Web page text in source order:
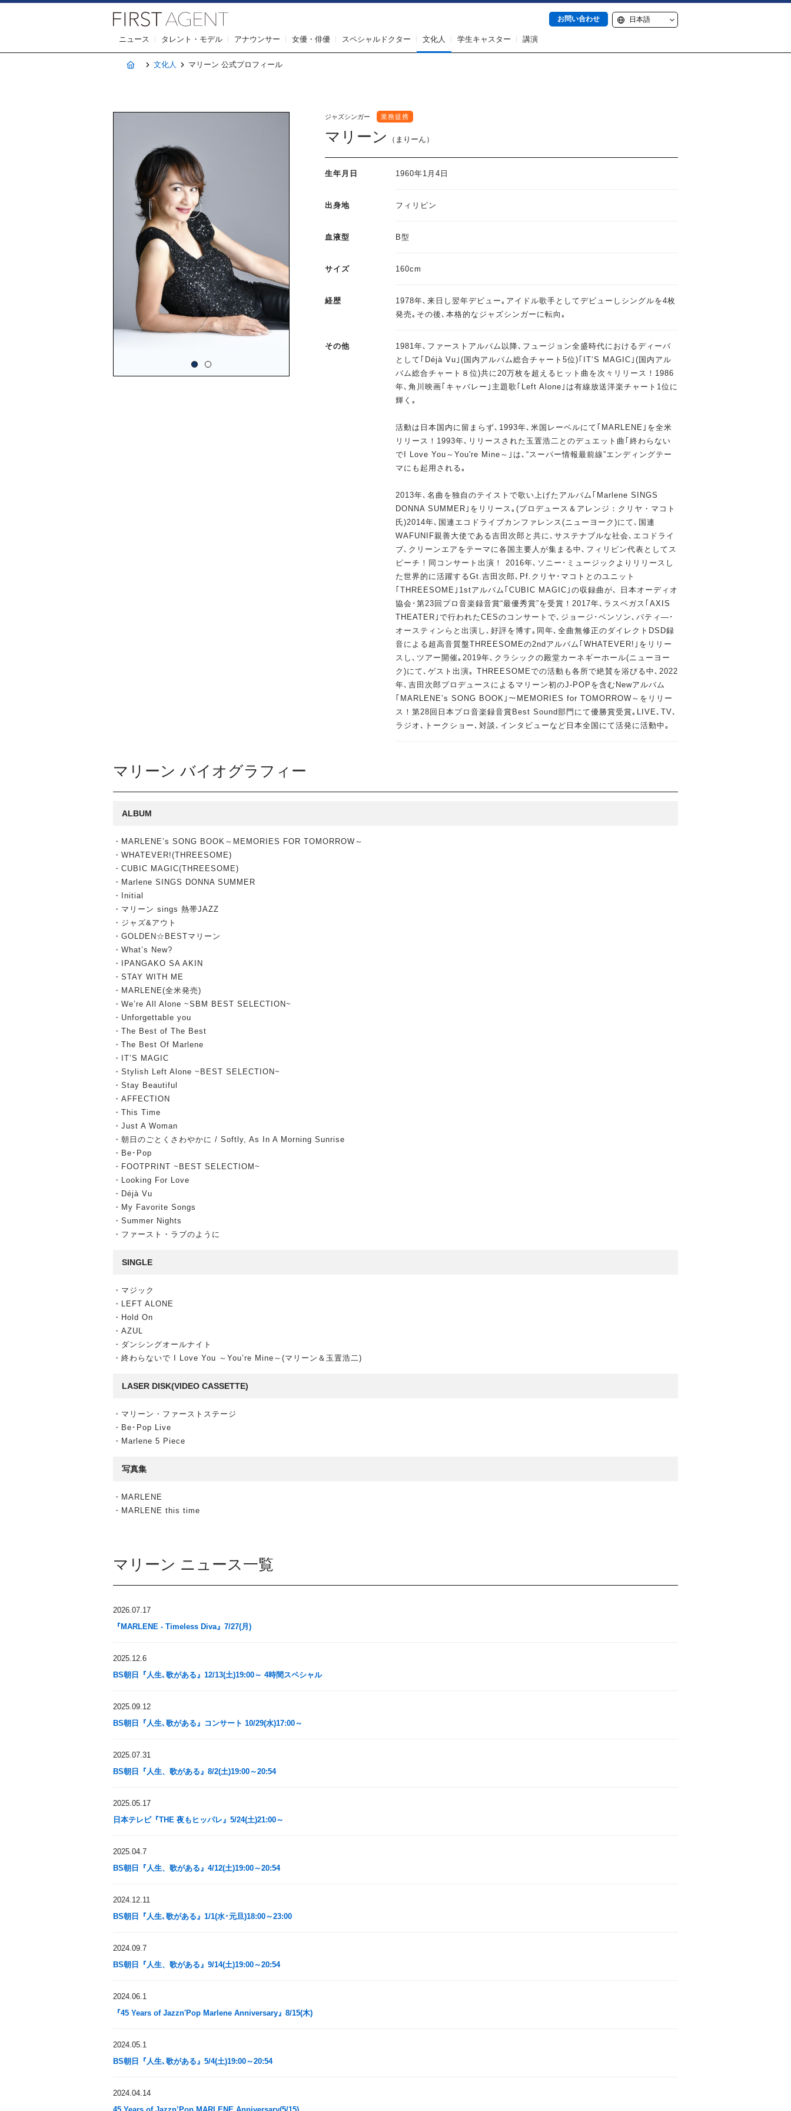
お問い合わせ
ニュース タレント・モデル アナウンサー 女優・俳優 スペシャルドクター 文化人 学生キャスター 講演
ホーム
文化人 マリーン 公式プロフィール
ジャズシンガー 業務提携
マリーン （まりーん）
生年月日 1960年1月4日
出身地 フィリピン
血液型 B型
サイズ 160cm
経歴
1978年､来日し翌年デビュー｡アイドル歌手としてデビューしシングルを4枚
発売｡その後､本格的なジャズシンガーに転向｡
その他
1981年､ファーストアルバム以降､フュージョン全盛時代におけるディーバ
として｢Déjà Vu｣(国内アルバム総合チャート5位)｢IT‘S MAGIC｣(国内アル
バム総合チャート８位)共に20万枚を超えるヒット曲を次々リリース！1986
年､角川映画｢キャバレー｣主題歌｢Left Alone｣は有線放送洋楽チャート1位に
輝く｡
活動は日本国内に留まらず､1993年､米国レーベルにて｢MARLENE｣を全米
リリース！1993年､リリースされた玉置浩二とのデュエット曲｢終わらない
でI Love You～You're Mine～｣は､“スーパー情報最前線”エンディングテー
マにも起用される｡
2013年､名曲を独自のテイストで歌い上げたアルバム｢Marlene SINGS
DONNA SUMMER｣をリリース｡(プロデュース＆アレンジ：クリヤ・マコト
氏)2014年､国連エコドライブカンファレンス(ニューヨーク)にて､国連
WAFUNIF親善大使である吉田次郎と共に､サステナブルな社会､エコドライ
ブ､クリーンエアをテーマに各国主要人が集まる中､フィリピン代表としてス
ピーチ！同コンサート出演！ 2016年､ソニー･ミュージックよりリリースし
た世界的に活躍するGt.吉田次郎､Pf.クリヤ･マコトとのユニット
｢THREESOME｣1stアルバム｢CUBIC MAGIC｣の収録曲が､ 日本オーディオ
協会･第23回プロ音楽録音賞“最優秀賞”を受賞！2017年､ラスベガス｢AXIS
THEATER｣で行われたCESのコンサートで､ジョージ･ベンソン､パティ―･
オースティンらと出演し､好評を博す｡同年､全曲無修正のダイレクトDSD録
音による超高音質盤THREESOMEの2ndアルバム｢WHATEVER!｣をリリー
スし､ツアー開催｡2019年､クラシックの殿堂カーネギーホール(ニューヨー
ク)にて､ゲスト出演｡ THREESOMEでの活動も各所で絶賛を浴びる中､2022
年､吉田次郎プロデュースによるマリーン初のJ-POPを含むNewアルバム
｢MARLENE’s SONG BOOK｣～MEMORIES for TOMORROW～をリリー
ス！第28回日本プロ音楽録音賞Best Sound部門にて優勝賞受賞｡LIVE､TV､
ラジオ､トークショー､対談､インタビューなど日本全国にて活発に活動中｡
マリーン バイオグラフィー
ALBUM
・MARLENE’s SONG BOOK～MEMORIES FOR TOMORROW～
・WHATEVER!(THREESOME)
・CUBIC MAGIC(THREESOME)
・Marlene SINGS DONNA SUMMER
・Initial
・マリーン sings 熱帯JAZZ
・ジャズ&アウト
・GOLDEN☆BESTマリーン
・What’s New?
・IPANGAKO SA AKIN
・STAY WITH ME
・MARLENE(全米発売)
・We’re All Alone ~SBM BEST SELECTION~
・Unforgettable you
・The Best of The Best
・The Best Of Marlene
・IT’S MAGIC
・Stylish Left Alone ~BEST SELECTION~
・Stay Beautiful
・AFFECTION
・This Time
・Just A Woman
・朝日のごとくさわやかに / Softly, As In A Morning Sunrise
・Be･Pop
・FOOTPRINT ~BEST SELECTIOM~
・Looking For Love
・Déjà Vu
・My Favorite Songs
・Summer Nights
・ファースト・ラブのように
SINGLE
・マジック
・LEFT ALONE
・Hold On
・AZUL
・ダンシングオールナイト
・終わらないで I Love You ～You’re Mine～(マリーン＆玉置浩二)
LASER DISK(VIDEO CASSETTE)
・マリーン・ファーストステージ
・Be･Pop Live
・Marlene 5 Piece
写真集
・MARLENE
・MARLENE this time
マリーン ニュース一覧
2026.07.17
『MARLENE - Timeless Diva』7/27(月)
2025.12.6
BS朝日『人生､歌がある』12/13(土)19:00～ 4時間スペシャル
2025.09.12
BS朝日『人生､歌がある』コンサート 10/29(水)17:00～
2025.07.31
BS朝日『人生、歌がある』8/2(土)19:00～20:54
2025.05.17
日本テレビ『THE 夜もヒッパレ』5/24(土)21:00～
2025.04.7
BS朝日『人生、歌がある』4/12(土)19:00～20:54
2024.12.11
BS朝日『人生､歌がある』1/1(水･元旦)18:00～23:00
2024.09.7
BS朝日『人生、歌がある』9/14(土)19:00～20:54
2024.06.1
『45 Years of Jazzn'Pop Marlene Anniversary』8/15(木)
2024.05.1
BS朝日『人生､歌がある』5/4(土)19:00～20:54
2024.04.14